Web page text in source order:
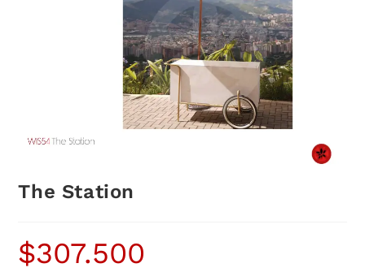
The Station
$307.500